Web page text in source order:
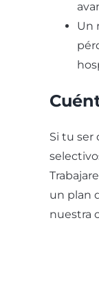
Un
Si tu ser
un plan
nuestra